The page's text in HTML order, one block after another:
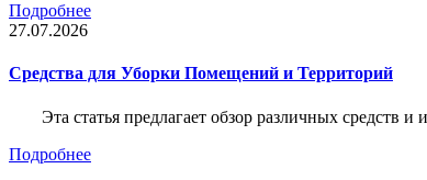
Подробнее
27.07.2026
Средства для Уборки Помещений и Территорий
Эта статья предлагает обзор различных
Подробнее